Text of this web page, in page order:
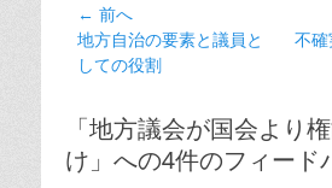
投
稿
ナ
ビ
ゲ
ー
← 前へ
前
の
稿:
地方自治の要素と議員と
しての役割
稿:
不
「地方議会が国会より
け」への4件のフィード